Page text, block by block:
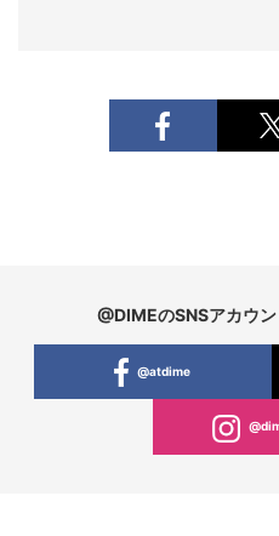
@DIMEのSNSアカウ
@atdime